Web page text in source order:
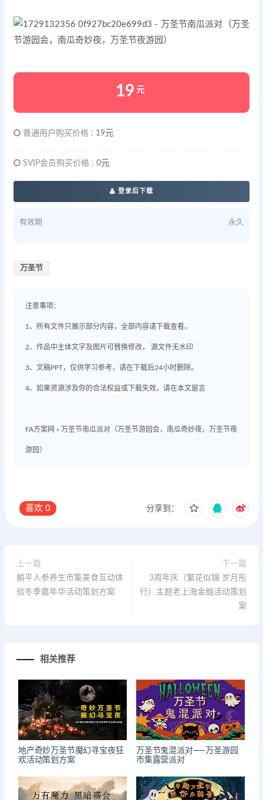
19 元
普通用户购买价格 : 19元
SVIP会员购买价格 : 0元
登录后下载
有效期 永久
万圣节
注意事项：
1、所有文件只展示部分内容，全部内容请下载查看。
2、作品中主体文字及图片可替换修改， 源文件无水印
3、文稿PPT，仅供学习参考，请在下载后24小时删除。
4、如果资源涉及你的合法权益或下载失效，请在本文留言
FA方案网 » 万圣节南瓜派对（万圣节游园会，南瓜奇妙夜，万圣节夜
游园）
喜欢 0 分享到：
上一篇
躺平人参养生市集美食互动体
验冬季嘉年华活动策划方案
下一篇
3周年庆（繁花似锦 岁月彤
行）主题老上海金融活动策划
案
相关推荐
地产奇妙万圣节魔幻寻宝夜狂
欢活动策划方案
万圣节鬼混派对——万圣游园
市集露营派对